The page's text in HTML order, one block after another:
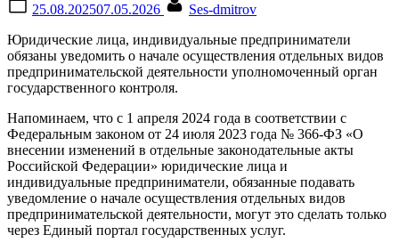
on
25.08.202507.05.2026
Ses-dmitrov
Юридические лица, индивидуальные предприниматели
обязаны уведомить о начале осуществления отдельных видов
предпринимательской деятельности уполномоченный орган
государственного контроля.
Напоминаем, что с 1 апреля 2024 года в соответствии с
Федеральным законом от 24 июля 2023 года № 366-ФЗ «О
внесении изменений в отдельные законодательные акты
Российской Федерации» юридические лица и
индивидуальные предприниматели, обязанные подавать
уведомление о начале осуществления отдельных видов
предпринимательской деятельности, могут это сделать только
через Единый портал государственных услуг.